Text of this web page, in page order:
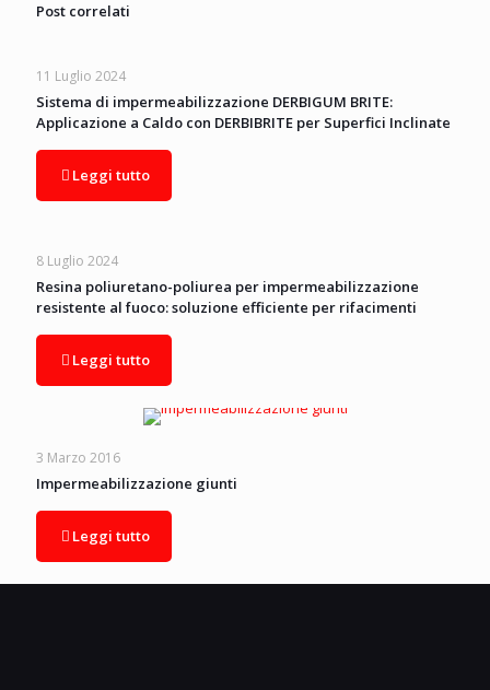
Post correlati
11 Luglio 2024
Sistema di impermeabilizzazione DERBIGUM BRITE:
Applicazione a Caldo con DERBIBRITE per Superfici Inclinate
Leggi tutto
8 Luglio 2024
Resina poliuretano-poliurea per impermeabilizzazione
resistente al fuoco: soluzione efficiente per rifacimenti
Leggi tutto
3 Marzo 2016
Impermeabilizzazione giunti
Leggi tutto